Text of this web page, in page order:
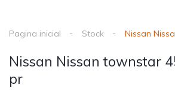
Pagina inicial Stock Nissan
Nissan Nissan townstar
pr